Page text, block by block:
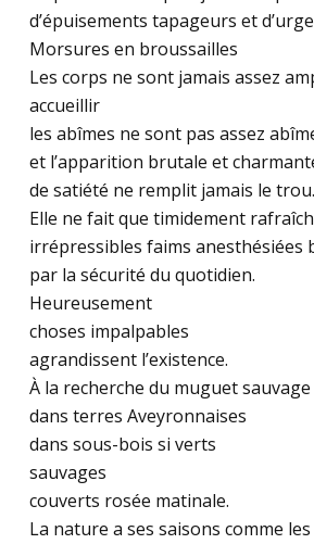
d’épuisements tapageurs et
Morsures en broussailles
Les corps ne sont jamais assez
accueillir
les abîmes ne sont pas assez
et l’apparition brutale et
de satiété ne remplit jamais le trou.
Elle ne fait que timidement
irrépressibles faims anesthésiées
par la sécurité du quotidien.
Heureusement
choses impalpables
agrandissent l’existence.
À la recherche du muguet sauvage
dans terres Aveyronnaises
dans sous-bois si verts
sauvages
couverts rosée matinale.
La nature a ses saisons comme